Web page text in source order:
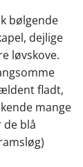
bølgende
dejlige
løvskove.
fladt,
mange
de blå